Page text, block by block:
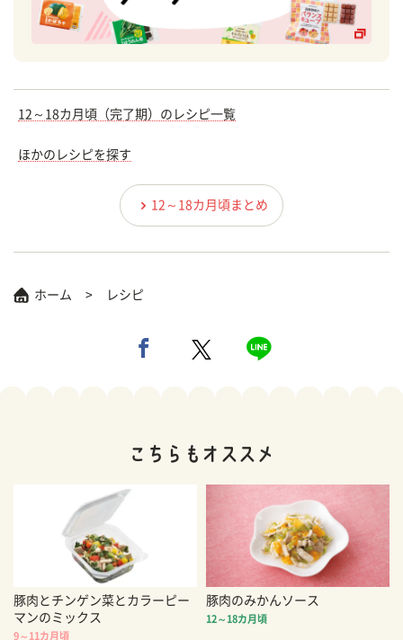
12～18カ月頃（完了期）のレシピ一覧
ほかのレシピを探す
12～18カ月頃まとめ
ホーム レシピ
豚肉とチンゲン菜とカラーピー
マンのミックス
9～11カ月頃
豚肉のみかんソース
12～18カ月頃